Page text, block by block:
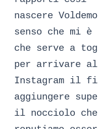
nascere
senso che mi
che serve a
per arrivare al
Instagram il
aggiungere
il nocciolo che